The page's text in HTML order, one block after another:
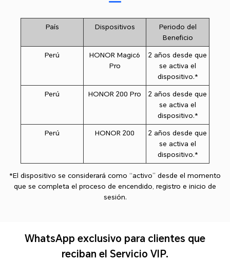
País Dispositivos
Periodo del
Beneficio
Perú
HONOR Magic6
Pro
2 años desde que
se activa el
dispositivo.*
Perú HONOR 200 Pro
2 años desde que
se activa el
dispositivo.*
Perú HONOR 200
2 años desde que
se activa el
dispositivo.*
*El dispositivo se considerará como “activo” desde el momento
que se completa el proceso de encendido, registro e inicio de
sesión.
WhatsApp exclusivo para clientes que
reciban el Servicio VIP.